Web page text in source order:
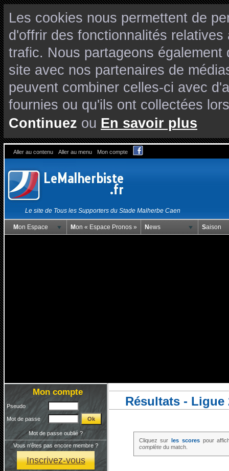
Les cookies nous permettent de
d'offrir des fonctionnalités
trafic. Nous partageons
site avec nos partenaires de
peuvent combiner celles-ci avec
fournies ou qu'ils ont collectées
Continuez ou En savoir plus
Aller au contenu Aller au menu Mon compte
Le site de Tous les Supporters du Stade Malherbe Caen
Mon Espace Mon « Espace Pronos » News Saison
Mon compte
Pseudo
Mot de passe
Mot de passe oublié ?
Vous n'êtes pas encore membre ?
Inscrivez-vous
Résultats - Ligue
Cliquez sur les scorespour
complètedu match.